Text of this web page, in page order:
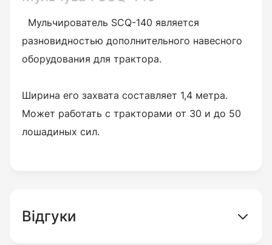
Мульчирователь SCQ-140 является
разновидностью дополнительного навесного
оборудования для трактора.
Ширина его захвата составляет 1,4 метра.
Может работать с тракторами от 30 и до 50
лошадиных сил.
Відгуки